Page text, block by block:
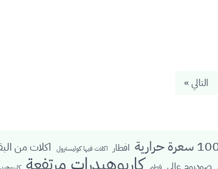
التالي »
افطار اكلات فيها كوليسترول اكلات من